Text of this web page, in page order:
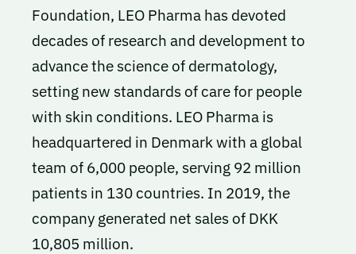
Foundation, LEO Pharma has devoted
decades of research and development to
advance the science of dermatology,
setting new standards of care for people
with skin conditions. LEO Pharma is
headquartered in Denmark with a global
team of 6,000 people, serving 92 million
patients in 130 countries. In 2019, the
company generated net sales of DKK
10,805 million.